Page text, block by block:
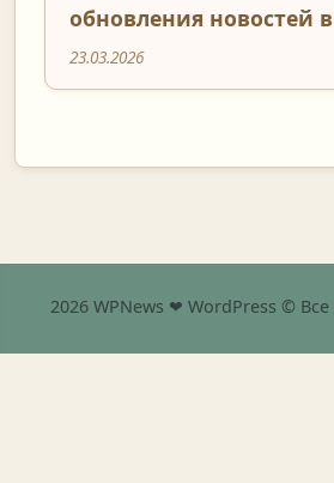
обновления новостей
23.03.2026
2026 WPNews ❤ WordPress ©